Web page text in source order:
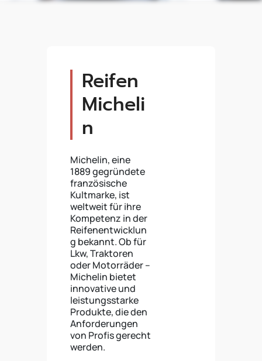
Reifen
Micheli
n
Michelin, eine
1889 gegründete
französische
Kultmarke, ist
weltweit für ihre
Kompetenz in der
Reifenentwicklun
g bekannt. Ob für
Lkw, Traktoren
oder Motorräder –
Michelin bietet
innovative und
leistungsstarke
Produkte, die den
Anforderungen
von Profis gerecht
werden.